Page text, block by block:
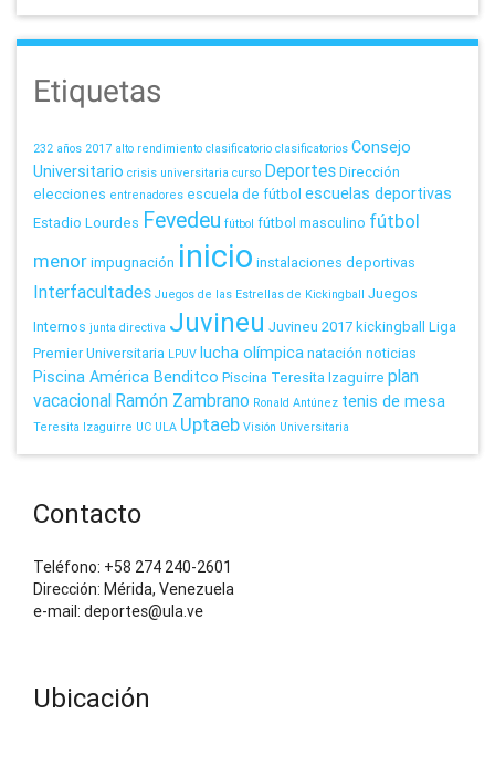
Etiquetas
232 años 2017 alto rendimiento clasificatorio clasificatorios Consejo
Universitario crisis universitaria curso DeportesDirección
elecciones entrenadores escuela de fútbol escuelas deportivas
Estadio Lourdes Fevedeu fútbol fútbol masculino fútbol
menorimpugnación inicio instalaciones deportivas
Interfacultades Juegos de las Estrellas de Kickingball Juegos
Internos junta directiva Juvineu Juvineu 2017kickingball Liga
Premier Universitaria LPUV lucha olímpicanatación noticias
Piscina América Benditco Piscina Teresita Izaguirre plan
vacacional Ramón Zambrano Ronald Antúnez tenis de mesa
Teresita Izaguirre UC ULA Uptaeb Visión Universitaria
Contacto
Teléfono: +58 274 240-2601
Dirección: Mérida, Venezuela
e-mail: deportes@ula.ve
Ubicación